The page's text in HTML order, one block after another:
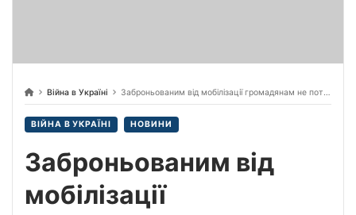
Війна в Україні Заброньованим від мобілізації громадянам не потрібно проходити ВЛК, доки діє бронь, – повідомила представниця Мінцифри Валерія Ткач.
ВІЙНА В УКРАЇНІ НОВИНИ
Заброньованим від
мобілізації